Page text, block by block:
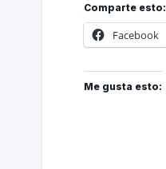
Comparte esto:
Facebook
Me gusta esto: